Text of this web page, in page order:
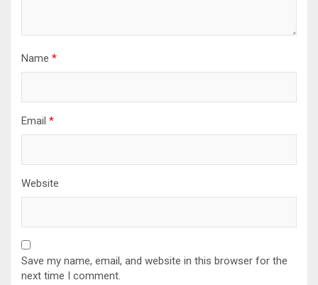
Name *
Email *
Website
Save my name, email, and website in this browser for the
next time I comment.